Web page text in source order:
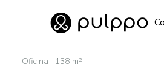
Ir al home
Oficina · 138 m²